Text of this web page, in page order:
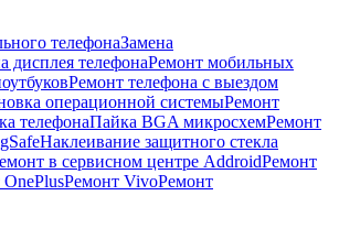
телефонаЗамена
дисплея телефонаРемонт мобильных
Ремонт телефона с выездом
операционной системыРемонт
телефонаПайка BGA микросхемРемонт
Наклеивание защитного стекла
в сервисном центре AddroidРемонт
Ремонт VivoРемонт